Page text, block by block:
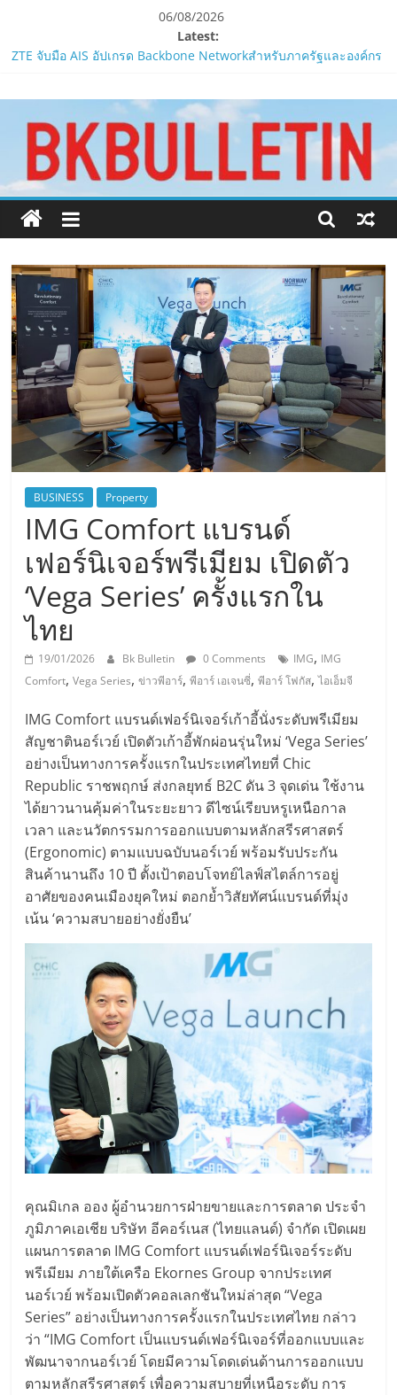
content
06/08/2026
Latest:
ZTE จับมือ AIS อัปเกรด Backbone Networkสำหรับภาครัฐและองค์กร
Biodiversity & Bioeconomy Forum 2026เดินหน้าขับเคลื่อน
นโยบาย Nature Positive สู่เศรษฐกิจชีวภาพที่ยั่งยืน
ห้ามพลาด! Smilegate เปิดตัว ‘เฮเลนา’ เซิร์ฟเวอร์ใหม่ของ
LORDNINE 29 ก.ค. นี้
LORDNINE ครบรอบ 1 ปี! Smilegate เปิด “Helena” เซิร์ฟฯ ใหม่
พร้อมอาวุธเคียวและศึกกิลด์-PvP เดือดครึ่งปีหลัง 2026
Smilegate ฉลองครบรอบ 1 ปี “Lordnine”เปิดตัวเซิร์ฟใหม่ ‘Helena’
เสนอ
ข่าว
ครบ
ทุก
BUSINESS Property
IMG Comfort แบรนด์
เฟอร์นิเจอร์พรีเมียม เปิดตัว
‘Vega Series’ ครั้งแรกใน
ไทย
19/01/2026 Bk Bulletin 0 Comments IMG, IMG
Comfort,Vega Series,ข่าวพีอาร์,พีอาร์ เอเจนซี่,พีอาร์ โฟกัส,ไอเอ็มจี
IMG Comfort แบรนด์เฟอร์นิเจอร์เก้าอี้นั่งระดับพรีเมียม
สัญชาตินอร์เวย์ เปิดตัวเก้าอี้พักผ่อนรุ่นใหม่ ‘Vega Series’
อย่างเป็นทางการครั้งแรกในประเทศไทยที่ Chic
Republic ราชพฤกษ์ ส่งกลยุทธ์ B2C ดัน 3 จุดเด่น ใช้งาน
ได้ยาวนานคุ้มค่าในระยะยาว ดีไซน์เรียบหรูเหนือกาล
เวลา และนวัตกรรมการออกแบบตามหลักสรีรศาสตร์
(Ergonomic) ตามแบบฉบับนอร์เวย์ พร้อมรับประกัน
สินค้านานถึง 10 ปี ตั้งเป้าตอบโจทย์ไลฟ์สไตล์การอยู่
อาศัยของคนเมืองยุคใหม่ ตอกย้ำวิสัยทัศน์แบรนด์ที่มุ่ง
เน้น ‘ความสบายอย่างยั่งยืน’
คุณมิเกล ออง ผู้อำนวยการฝ่ายขายและการตลาด ประจำ
ภูมิภาคเอเชีย บริษัท อีคอร์เนส (ไทยแลนด์) จำกัด เปิดเผย
แผนการตลาด IMG Comfort แบรนด์เฟอร์นิเจอร์ระดับ
พรีเมียม ภายใต้เครือ Ekornes Group จากประเทศ
นอร์เวย์ พร้อมเปิดตัวคอลเลกชันใหม่ล่าสุด “Vega
Series” อย่างเป็นทางการครั้งแรกในประเทศไทย กล่าว
ว่า “IMG Comfort เป็นแบรนด์เฟอร์นิเจอร์ที่ออกแบบและ
พัฒนาจากนอร์เวย์ โดยมีความโดดเด่นด้านการออกแบบ
ตามหลักสรีรศาสตร์ เพื่อความสบายที่เหนือระดับ การ